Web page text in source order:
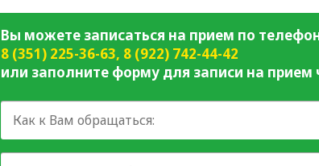
Вы можете записаться на прием по
8 (351) 225-36-63, 8 (922) 742-44-42
или заполните форму для записи на прием